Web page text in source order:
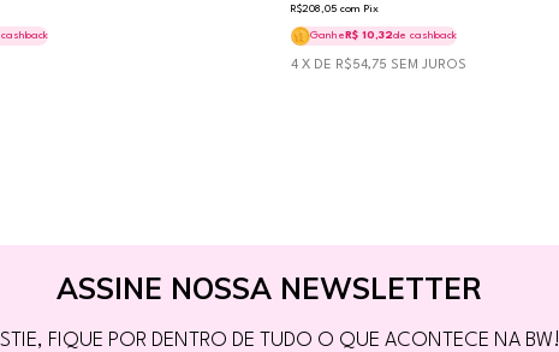
R$208,05 com Pix
Ganhe R$ 10,32de cashback
4 X DE R$54,75 SEM JUROS
ASSINE NOSSA NEWSLETTER
FIQUE POR DENTRO DE TUDO O QUE ACONTECE NA BW!